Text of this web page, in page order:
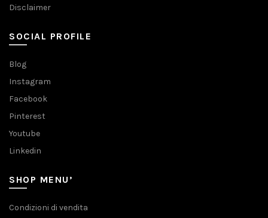
Disclaimer
SOCIAL PROFILE
Blog
Instagram
Facebook
Pinterest
Youtube
Linkedin
SHOP MENU’
Condizioni di vendita